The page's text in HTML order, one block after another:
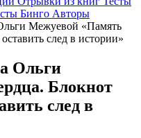
Бинго Авторы
Межуевой «Память
след в истории»
Ольги
Блокнот
след в